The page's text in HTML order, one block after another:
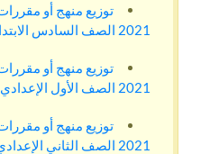
توزيع منهج أو
2021 الصف السادس الابتدائي :
توزيع منهج أو
2021 الصف الأول الإعدادي :
توزيع منهج أو
2021 الصف الثاني الإعدادي :